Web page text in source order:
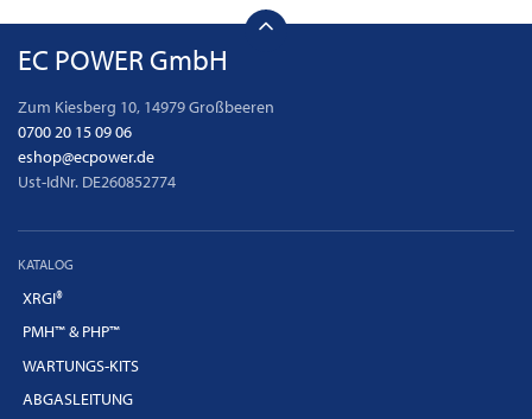
EC POWER GmbH
Zum Kiesberg 10, 14979 Großbeeren
0700 20 15 09 06
eshop@ecpower.de
Ust-IdNr. DE260852774
KATALOG
XRGI®
PMH™ & PHP™
WARTUNGS-KITS
ABGASLEITUNG